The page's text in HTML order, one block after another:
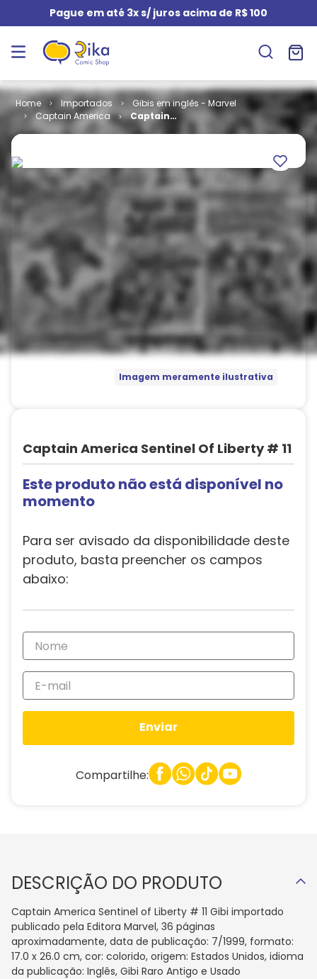
Pague em até 3x s/ juros acima de R$ 100
Importados
Gibis em inglês - Marvel
Captain America
Captain
America
Imagem meramente ilustrativa
Captain America Sentinel Of Liberty # 11
Este produto não está disponível no
momento
Para ser avisado da disponibilidade deste
produto, basta preencher os campos
abaixo:
Enviar
Compartilhe:
DESCRIÇÃO DO PRODUTO
Captain America Sentinel of Liberty # 11 Gibi importado
publicado pela Editora Marvel, 36 páginas
aproximadamente, data de publicação: 7/1999, formato:
17.0 x 26.0 cm, cor: colorido, origem: Estados Unidos, idioma
da publicação: Inglês, Gibi Raro Antigo e Usado